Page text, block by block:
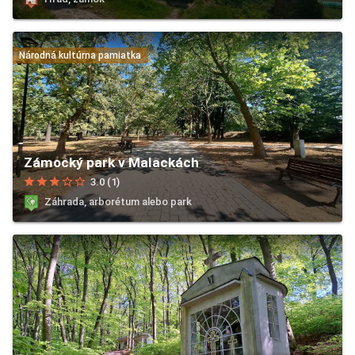
Národná kultúrna pamiatka
Zámocký park v Malackách
starstarstarstar_borderstar_border 3.0 (1)
Záhrada, arborétum alebo park